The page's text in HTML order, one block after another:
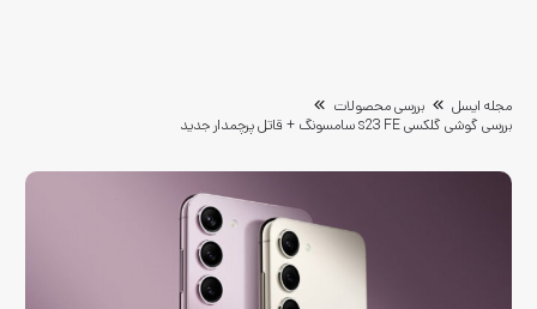
مجله ایسل
بررسی محصولات
بررسی گوشی گلکسی s23 FE سامسونگ + قاتل پرچمدار جدید